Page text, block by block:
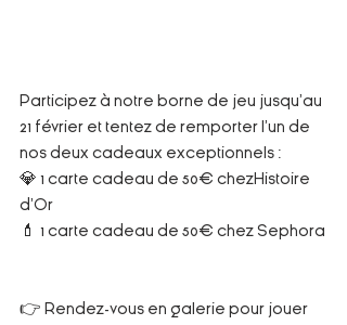
Participez à notre borne de jeu jusqu'au
21 février et tentez de remporter l'un de
nos deux cadeaux exceptionnels :
💎 1 carte cadeau de 50€ chezHistoire
d’Or
💄 1 carte cadeau de 50€ chez Sephora
👉 Rendez-vous en galerie pour jouer